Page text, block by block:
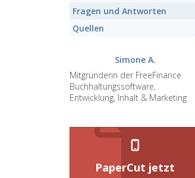
Fragen und Antworten
Quellen
Simone A.
Mitgründerin der FreeFinance
Buchhaltungssoftware,
Entwicklung, Inhalt & Marketing
PaperCut jetzt